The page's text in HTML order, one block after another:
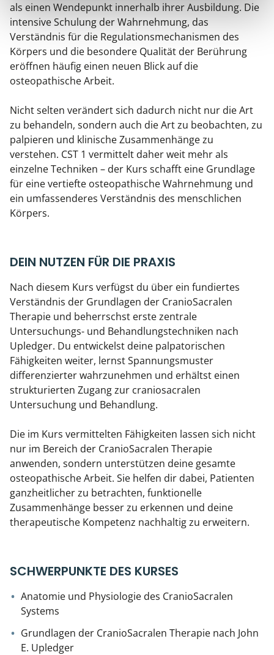
als einen Wendepunkt innerhalb ihrer Ausbildung. Die
intensive Schulung der Wahrnehmung, das
Verständnis für die Regulationsmechanismen des
Körpers und die besondere Qualität der Berührung
eröffnen häufig einen neuen Blick auf die
osteopathische Arbeit.
Nicht selten verändert sich dadurch nicht nur die Art
zu behandeln, sondern auch die Art zu beobachten, zu
palpieren und klinische Zusammenhänge zu
verstehen. CST 1 vermittelt daher weit mehr als
einzelne Techniken – der Kurs schafft eine Grundlage
für eine vertiefte osteopathische Wahrnehmung und
ein umfassenderes Verständnis des menschlichen
Körpers.
DEIN NUTZEN FÜR DIE PRAXIS
Nach diesem Kurs verfügst du über ein fundiertes
Verständnis der Grundlagen der CranioSacralen
Therapie und beherrschst erste zentrale
Untersuchungs- und Behandlungstechniken nach
Upledger. Du entwickelst deine palpatorischen
Fähigkeiten weiter, lernst Spannungsmuster
differenzierter wahrzunehmen und erhältst einen
strukturierten Zugang zur craniosacralen
Untersuchung und Behandlung.
Die im Kurs vermittelten Fähigkeiten lassen sich nicht
nur im Bereich der CranioSacralen Therapie
anwenden, sondern unterstützen deine gesamte
osteopathische Arbeit. Sie helfen dir dabei, Patienten
ganzheitlicher zu betrachten, funktionelle
Zusammenhänge besser zu erkennen und deine
therapeutische Kompetenz nachhaltig zu erweitern.
SCHWERPUNKTE DES KURSES
Anatomie und Physiologie des CranioSacralen
Systems
Grundlagen der CranioSacralen Therapie nach John
E. Upledger